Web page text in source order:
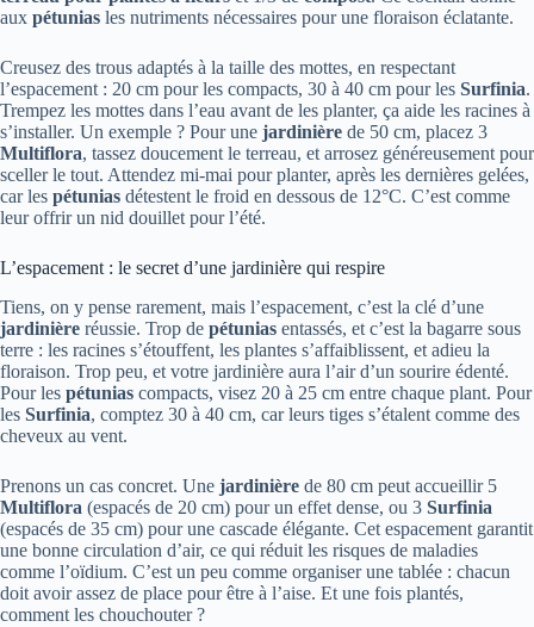
aux pétunias les nutriments nécessaires pour une floraison éclatante.
Creusez des trous adaptés à la taille des mottes, en respectant
l’espacement : 20 cm pour les compacts, 30 à 40 cm pour les Surfinia.
Trempez les mottes dans l’eau avant de les planter, ça aide les racines à
s’installer. Un exemple ? Pour une jardinière de 50 cm, placez 3
Multiflora, tassez doucement le terreau, et arrosez généreusement pour
sceller le tout. Attendez mi-mai pour planter, après les dernières gelées,
car les pétunias détestent le froid en dessous de 12°C. C’est comme
leur offrir un nid douillet pour l’été.
L’espacement : le secret d’une jardinière qui respire
Tiens, on y pense rarement, mais l’espacement, c’est la clé d’une
jardinière réussie. Trop de pétunias entassés, et c’est la bagarre sous
terre : les racines s’étouffent, les plantes s’affaiblissent, et adieu la
floraison. Trop peu, et votre jardinière aura l’air d’un sourire édenté.
Pour les pétunias compacts, visez 20 à 25 cm entre chaque plant. Pour
les Surfinia, comptez 30 à 40 cm, car leurs tiges s’étalent comme des
cheveux au vent.
Prenons un cas concret. Une jardinière de 80 cm peut accueillir 5
Multiflora (espacés de 20 cm) pour un effet dense, ou 3 Surfinia
(espacés de 35 cm) pour une cascade élégante. Cet espacement garantit
une bonne circulation d’air, ce qui réduit les risques de maladies
comme l’oïdium. C’est un peu comme organiser une tablée : chacun
doit avoir assez de place pour être à l’aise. Et une fois plantés,
comment les chouchouter ?